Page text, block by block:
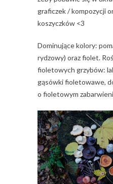
graficzek / kompozycji
koszyczków <3
Dominujące kolory:
rydzowy) oraz fiolet.
fioletowych grzybów:
gąsówki fioletowawe,
o fioletowym